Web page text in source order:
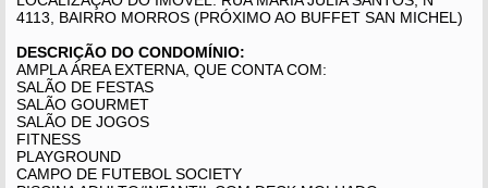
4113, BAIRRO MORROS (PRÓXIMO AO BUFFET SAN MICHEL)
DESCRIÇÃO DO CONDOMÍNIO:
AMPLA ÁREA EXTERNA, QUE CONTA COM:
SALÃO DE FESTAS
SALÃO GOURMET
SALÃO DE JOGOS
FITNESS
PLAYGROUND
CAMPO DE FUTEBOL SOCIETY